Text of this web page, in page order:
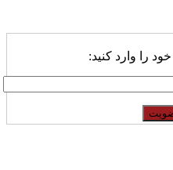
را وارد کنید: